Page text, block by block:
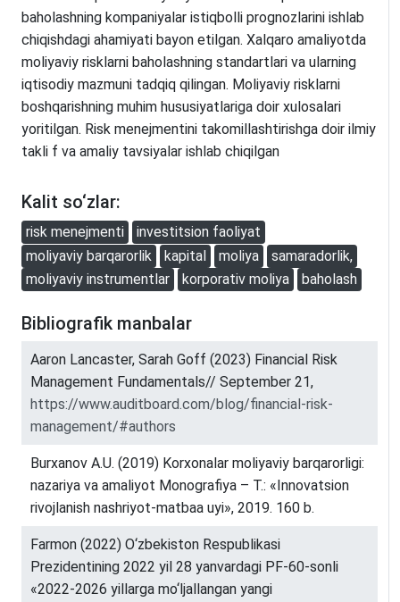
baholashning kompaniyalar istiqbolli prognozlarini ishlab
chiqishdagi ahamiyati bayon etilgan. Xalqaro amaliyotda
moliyaviy risklarni baholashning standartlari va ularning
iqtisodiy mazmuni tadqiq qilingan. Moliyaviy risklarni
boshqarishning muhim hususiyatlariga doir xulosalari
yoritilgan. Risk menejmentini takomillashtirishga doir ilmiy
takli f va amaliy tavsiyalar ishlab chiqilgan
Kalit so‘zlar:
risk menejmenti
investitsion faoliyat
moliyaviy barqarorlik
kapital moliya
samaradorlik,
moliyaviy instrumentlar
korporativ moliya baholash
Bibliografik manbalar
Aaron Lancaster, Sarah Goff (2023) Financial Risk
Management Fundamentals// September 21,
https://www.auditboard.com/blog/financial-risk-
management/#authors
Burxanov A.U. (2019) Korxonalar moliyaviy barqarorligi:
nazariya va amaliyot Monografiya – T.: «Innovatsion
rivojlanish nashriyot-matbaa uyi», 2019. 160 b.
Farmon (2022) O‘zbekiston Respublikasi
Prezidentining 2022 yil 28 yanvardagi PF-60-sonli
«2022-2026 yillarga mo‘ljallangan yangi